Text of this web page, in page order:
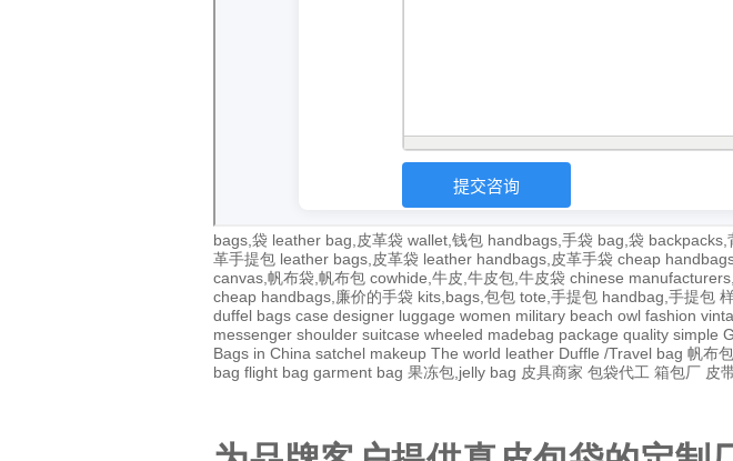
bags,袋 leather bag,皮革袋 wallet,钱包 handbags,手袋 bag,袋 backpacks,
革手提包 leather bags,皮革袋 leather handbags,皮革手袋 cheap
canvas,帆布袋,帆布包 cowhide,牛皮,牛皮包,牛皮袋 chinese
cheap handbags,廉价的手袋 kits,bags,包包 tote,手提包 handbag,手提包
duffel bags case designer luggage women military beach owl fashion
messenger shoulder suitcase wheeled madebag package quality simple
Bags in China satchel makeup The world leather Duffle /Travel bag 帆布包
bag flight bag garment bag 果冻包,jelly bag 皮具商家 包袋代工 箱包厂 皮